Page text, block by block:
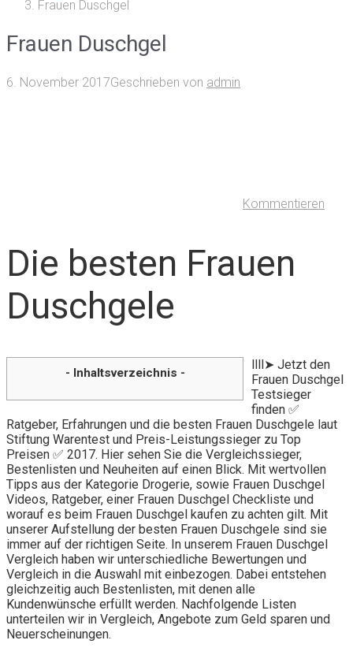
Frauen Duschgel
Frauen Duschgel
6. November 2017Geschrieben von admin
Kommentieren
Die besten Frauen
Duschgele
- Inhaltsverzeichnis -
llll➤ Jetzt den
Frauen Duschgel
Testsieger
finden ✅
Ratgeber, Erfahrungen und die besten Frauen Duschgele laut
Stiftung Warentest und Preis-Leistungssieger zu Top
Preisen ✅ 2017. Hier sehen Sie die Vergleichssieger,
Bestenlisten und Neuheiten auf einen Blick. Mit wertvollen
Tipps aus der Kategorie Drogerie, sowie Frauen Duschgel
Videos, Ratgeber, einer Frauen Duschgel Checkliste und
worauf es beim Frauen Duschgel kaufen zu achten gilt. Mit
unserer Aufstellung der besten Frauen Duschgele sind sie
immer auf der richtigen Seite. In unserem Frauen Duschgel
Vergleich haben wir unterschiedliche Bewertungen und
Vergleich in die Auswahl mit einbezogen. Dabei entstehen
gleichzeitig auch Bestenlisten, mit denen alle
Kundenwünsche erfüllt werden. Nachfolgende Listen
unterteilen wir in Vergleich, Angebote zum Geld sparen und
Neuerscheinungen.